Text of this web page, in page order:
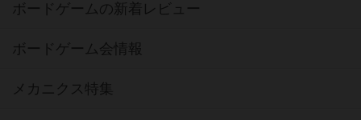
ボードゲームの新着レビュー
ボードゲーム会情報
メカニクス特集